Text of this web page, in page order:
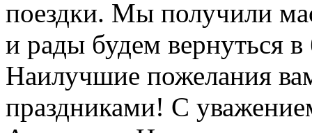
поездки. Мы получили
и рады будем вернуться
Наилучшие пожелания
праздниками! С